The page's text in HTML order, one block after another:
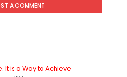
A COMMENT
It is a Way to Achieve